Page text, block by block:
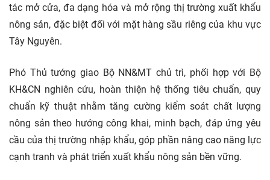
tác mở cửa, đa dạng hóa và mở rộng thị trường xuất khẩu
nông sản, đặc biệt đối với mặt hàng sầu riêng của khu vực
Tây Nguyên.
Phó Thủ tướng giao Bộ NN&MT chủ trì, phối hợp với Bộ
KH&CN nghiên cứu, hoàn thiện hệ thống tiêu chuẩn, quy
chuẩn kỹ thuật nhằm tăng cường kiểm soát chất lượng
nông sản theo hướng công khai, minh bạch, đáp ứng yêu
cầu của thị trường nhập khẩu, góp phần nâng cao năng lực
cạnh tranh và phát triển xuất khẩu nông sản bền vững.